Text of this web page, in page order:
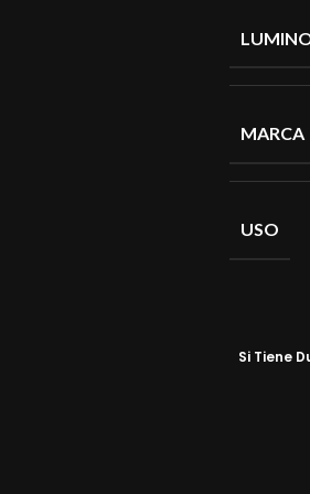
MARCA
USO
Si Tiene